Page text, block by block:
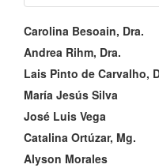
Contenido
principal
del
artículo
Carolina Besoain, Dra.
Andrea Rihm, Dra.
Lais Pinto de Carvalho,
María Jesús Silva
José Luis Vega
Catalina Ortúzar, Mg.
Alyson Morales